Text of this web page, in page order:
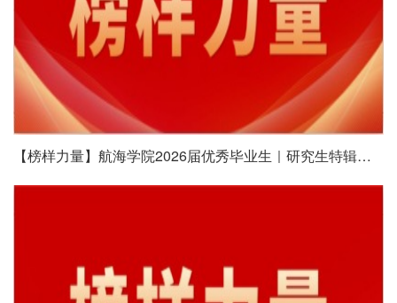
【榜样力量】航海学院2026届优秀毕业生｜研究生特辑（四）